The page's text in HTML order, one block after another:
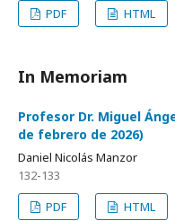
PDF
HTML
In Memoriam
Profesor Dr. Miguel
de febrero de 2026)
Daniel Nicolás Manzor
132-133
PDF
HTML